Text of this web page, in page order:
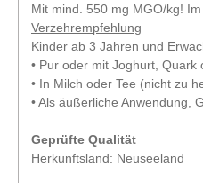
Mit mind. 550 mg MGO/kg!
Verzehrempfehlung
Kinder ab 3 Jahren und
• Pur oder mit Joghurt, Quark
• In Milch oder Tee (nicht zu
• Als äußerliche Anwendung,
Geprüfte Qualität
Herkunftsland: Neuseeland